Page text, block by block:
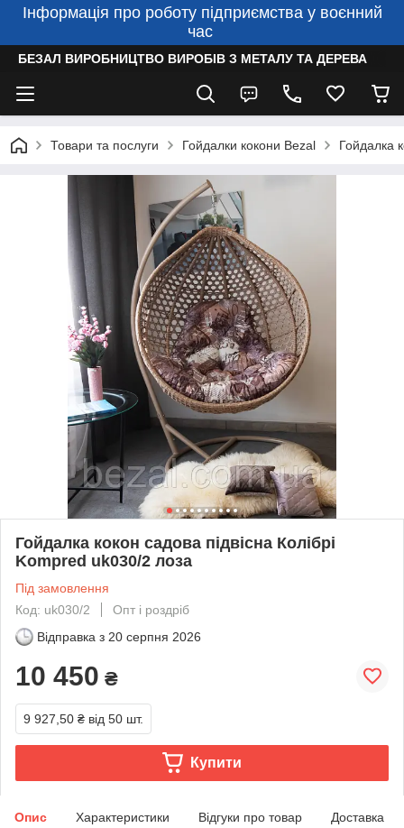
Інформація про роботу підприємства у воєнний
час
БЕЗАЛ ВИРОБНИЦТВО ВИРОБІВ З МЕТАЛУ ТА ДЕРЕВА
Товари та послуги Гойдалки кокони Bezal Гойдалка
Гойдалка кокон садова підвісна Колібрі
Kompred uk030/2 лоза
Під замовлення
Код: uk030/2
Опт і роздріб
Відправка з 20 серпня 2026
10 450 ₴
9 927,50 ₴ від 50 шт.
Купити
Опис Характеристики Відгуки про товар Доставка